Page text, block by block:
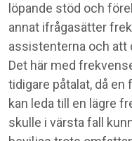
löpande stöd och
annat ifrågasätter
assistenterna och att
Det här med
tidigare påtalat, då
kan leda till en lägre
skulle i värsta fall